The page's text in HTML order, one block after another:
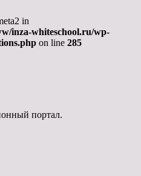
in
inza-whiteschool.ru/wp-
on line 285
портал.